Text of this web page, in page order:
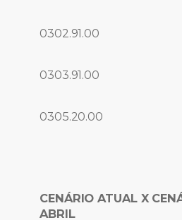
0302.91.00
0303.91.00
0305.20.00
CENÁRIO ATUAL X
ABRIL